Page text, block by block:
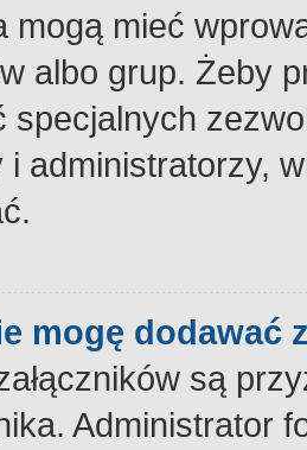
mogą mieć
albo grup. Żeby
specjalnych
i administratorzy,
mogę dodawać
są
Administrator